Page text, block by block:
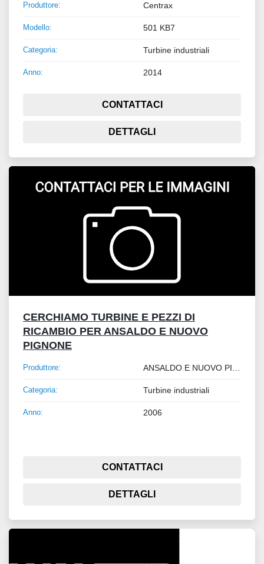
Produttore: Centrax
Modello: 501 KB7
Categoria: Turbine industriali
Anno: 2014
CONTATTACI
DETTAGLI
CERCHIAMO TURBINE E PEZZI DI
RICAMBIO PER ANSALDO E NUOVO
PIGNONE
Produttore:
Categoria: Turbine industriali
Anno: 2006
CONTATTACI
DETTAGLI